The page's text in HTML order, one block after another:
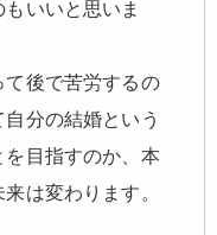
いいと思いま
て後で苦労するの
分の結婚という
を目指すのか、本
は変わります。